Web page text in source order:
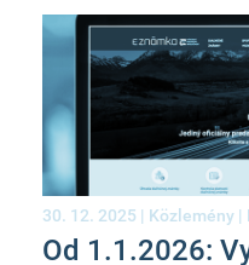
30. 12. 2025 | Közlemény |
Od 1.1.2026: